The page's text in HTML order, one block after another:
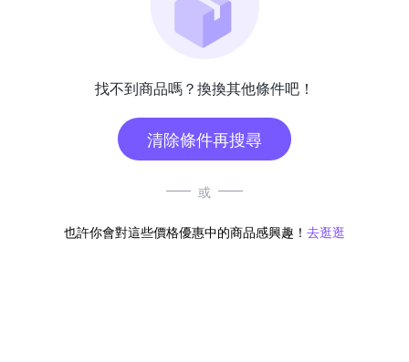
找不到商品嗎？換換其他條件吧！
清除條件再搜尋
或
也許你會對這些價格優惠中的商品感興趣！ 去逛逛